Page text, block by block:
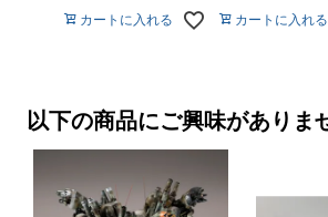
カートに入れる カートに入れる
以下の商品にご興味がありま